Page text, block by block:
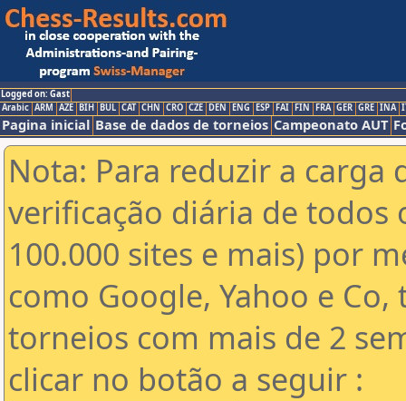
Logged on: Gast
Arabic ARM AZE BIH BUL CAT CHN CRO CZE DEN ENG ESP FAI FIN FRA GER GRE INA
Pagina inicial Base de dados de torneios Campeonato AUT
Nota: Para reduzir a carga
verificação diária de todos
100.000 sites e mais) por
como Google, Yahoo e
torneios com mais de 2
clicar no botão a seguir :